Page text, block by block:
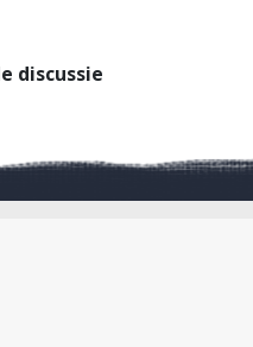
discussie